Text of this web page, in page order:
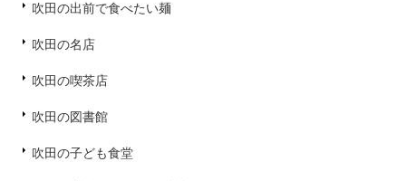
吹田の出前で食べたい麺
吹田の名店
吹田の喫茶店
吹田の図書館
吹田の子ども食堂